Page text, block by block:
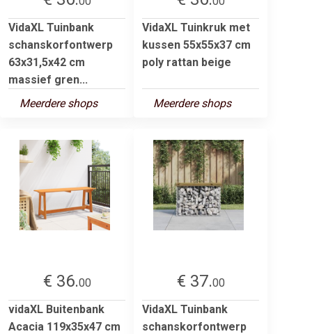
VidaXL Tuinbank
schanskorfontwerp
63x31,5x42 cm
massief gren...
Meerdere shops
VidaXL Tuinkruk met
kussen 55x55x37 cm
poly rattan beige
Meerdere shops
€ 36.00
vidaXL Buitenbank
Acacia 119x35x47 cm
€ 37.00
VidaXL Tuinbank
schanskorfontwerp